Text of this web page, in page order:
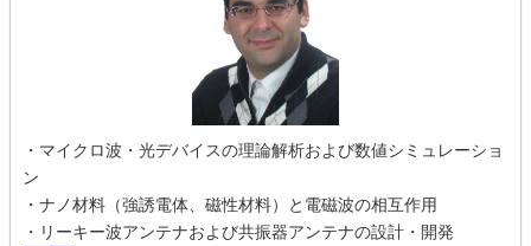
・マイクロ波・光デバイスの理論解析および数値シミュレーショ
ン
・ナノ材料（強誘電体、磁性材料）と電磁波の相互作用
・リーキー波アンテナおよび共振器アンテナの設計・開発